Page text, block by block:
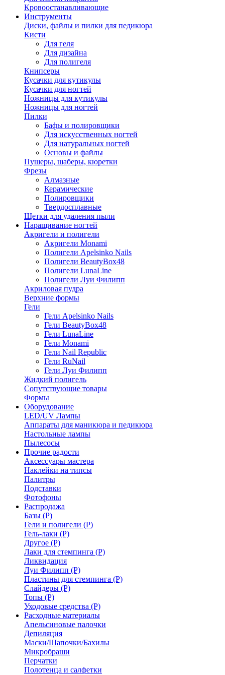
Кровоостанавливающие
Инструменты
Диски, файлы и пилки для педикюра
Кисти
Для геля
Для дизайна
Для полигеля
Книпсеры
Кусачки для кутикулы
Кусачки для ногтей
Ножницы для кутикулы
Ножницы для ногтей
Пилки
Бафы и полировщики
Для искусственных ногтей
Для натуральных ногтей
Основы и файлы
Пушеры, шаберы, кюретки
Фрезы
Алмазные
Керамические
Полировщики
Твердосплавные
Щетки для удаления пыли
Наращивание ногтей
Акригели и полигели
Акригели Monami
Полигели Apelsinko Nails
Полигели BeautyBox48
Полигели LunaLine
Полигели Луи Филипп
Акриловая пудра
Верхние формы
Гели
Гели Apelsinko Nails
Гели BeautyBox48
Гели LunaLine
Гели Monami
Гели Nail Republic
Гели RuNail
Гели Луи Филипп
Жидкий полигель
Сопутствующие товары
Формы
Оборудование
LED/UV Лампы
Аппараты для маникюра и педикюра
Настольные лампы
Пылесосы
Прочие радости
Аксессуары мастера
Наклейки на типсы
Палитры
Подставки
Фотофоны
Распродажа
Базы (Р)
Гели и полигели (Р)
Гель-лаки (Р)
Другое (Р)
Лаки для стемпинга (Р)
Ликвидация
Луи Филипп (Р)
Пластины для стемпинга (Р)
Слайдеры (Р)
Топы (Р)
Уходовые средства (Р)
Расходные материалы
Апельсиновые палочки
Депиляция
Маски/Шапочки/Бахилы
Микробраши
Перчатки
Полотенца и салфетки